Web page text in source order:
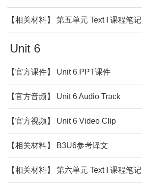
【相关材料】 第五单元 Text I 课程笔记
Unit 6
【官方课件】 Unit 6 PPT课件
【官方音频】 Unit 6 Audio Track
【官方视频】 Unit 6 Video Clip
【相关材料】 B3U6参考译文
【相关材料】 第六单元 Text I 课程笔记